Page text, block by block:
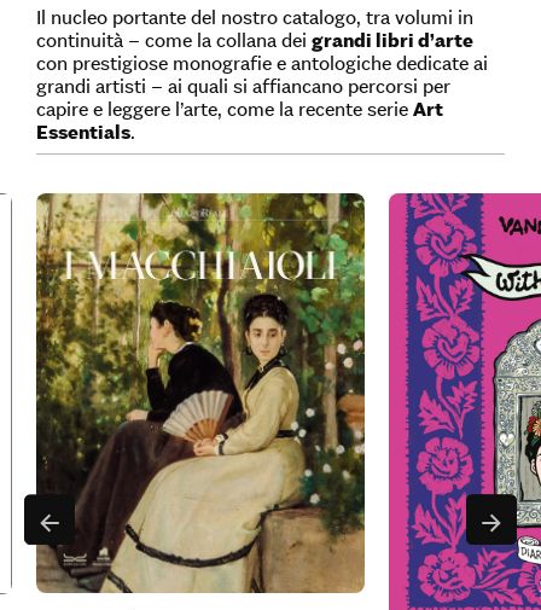
Il nucleo portante del nostro catalogo, tra volumi in
continuità – come la collana dei grandi libri d’arte
con prestigiose monografie e antologiche dedicate ai
grandi artisti – ai quali si affiancano percorsi per
capire e leggere l’arte, come la recente serie Art
Essentials.